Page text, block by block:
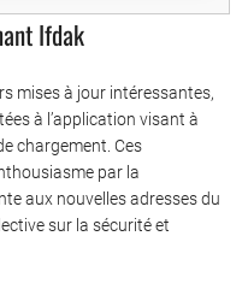
Ifdak
mises à jour intéressantes,
à l’application visant à
chargement. Ces
par la
aux nouvelles adresses du
sur la sécurité et